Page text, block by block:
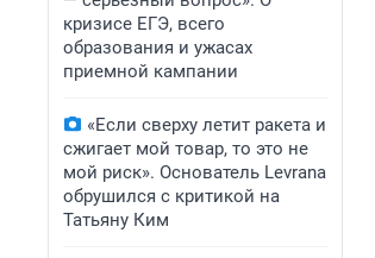
кризисе ЕГЭ, всего
образования и ужасах
приемной кампании
«Если сверху летит ракета и
сжигает мой товар, то это не
мой риск». Основатель Levrana
обрушился с критикой на
Татьяну Ким